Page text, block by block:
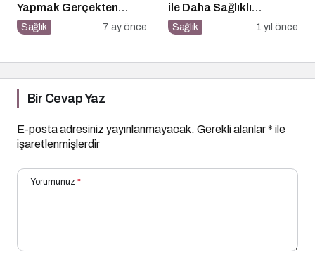
Yapmak Gerçekten
Sağlıklı mı?
Sağlık 7 ay önce
ile Daha Sağlıklı
Yaşamak
Sağlık 1 yıl önce
Bir Cevap Yaz
E-posta adresiniz yayınlanmayacak. Gerekli alanlar* ile
işaretlenmişlerdir
Yorumunuz *